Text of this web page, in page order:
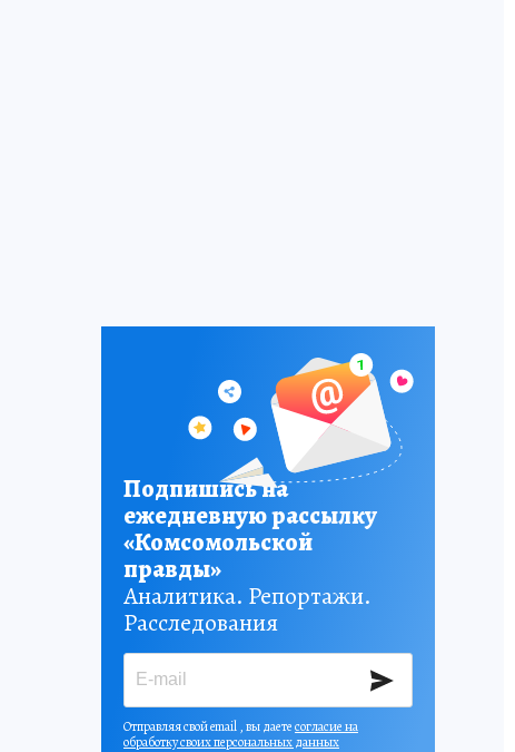
Подпишись на
ежедневную рассылку
«Комсомольской
правды»
Аналитика. Репортажи.
Расследования
Отправляя свой email , вы даетесогласие на
обработку своих персональных данных